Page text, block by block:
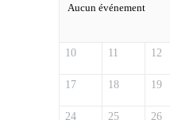
Aucun événement
10 11 12
17 18 19
24 25 26